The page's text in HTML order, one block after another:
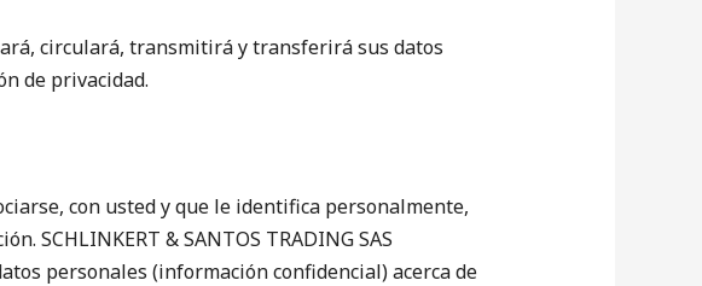
circulará, transmitirá y transferirá sus datos
de privacidad.
con usted y que le identifica personalmente,
SCHLINKERT & SANTOS TRADING SAS
personales (información confidencial) acerca de